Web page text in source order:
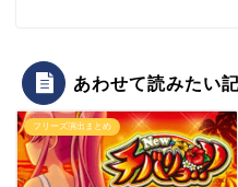
あわせて読みたい
フリーズ演出まとめ